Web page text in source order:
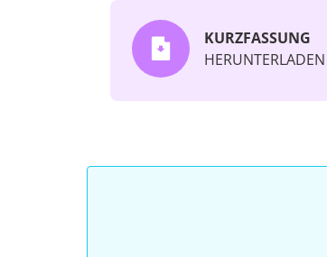
KURZFASSUNG
HERUNTERLADEN